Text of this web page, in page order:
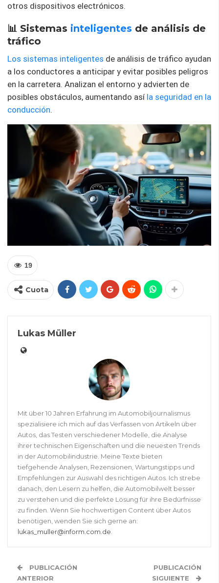
otros dispositivos electrónicos.
📊 Sistemas inteligentes de análisis de
tráfico
Los sistemas inteligentes de análisis de tráfico ayudan
a los conductores a anticipar y evitar posibles peligros
en la carretera. Analizan el entorno y advierten de
posibles obstáculos, aumentando así la seguridad en la
conducción.
19
Cuota
Lukas Müller
Mit über 10 Jahren Erfahrung im Automobiljournalismus
spezialisiere ich mich auf das Verfassen von Artikeln über
Autos, das Testen verschiedener Modelle, die Analyse
ihrer technischen Eigenschaften und die neuesten Trends
in der Automobilindustrie. Meine Texte bieten
tiefgehende Analysen, Rezensionen, Wartungstipps und
Empfehlungen zur Auswahl des richtigen Autos. Ich strebe
danach, den Lesern zu helfen, die Automobilwelt besser
zu verstehen und die perfekte Lösung für ihre Bedürfnisse
zu finden. Wenn Sie hochwertigen Content über Autos
benötigen, wenden Sie sich gerne an:
lukas_muller@inform.com.de.
PUBLICACIÓN
ANTERIOR
PUBLICACIÓN
SIGUIENTE